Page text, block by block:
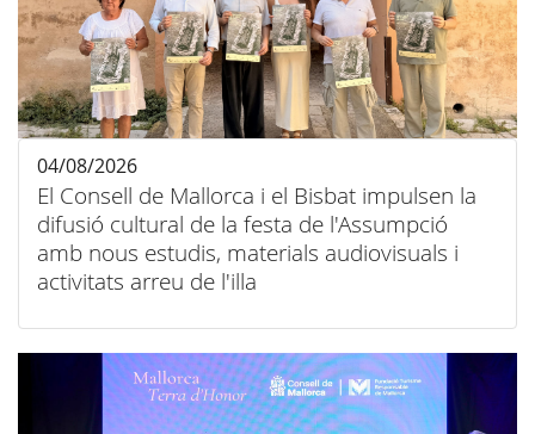
El Consell de Mallorca i el Bisbat impulsen la
difusió cultural de la festa de l'Assumpció
amb nous estudis, materials audiovisuals i
activitats arreu de l'illa
04/08/2026